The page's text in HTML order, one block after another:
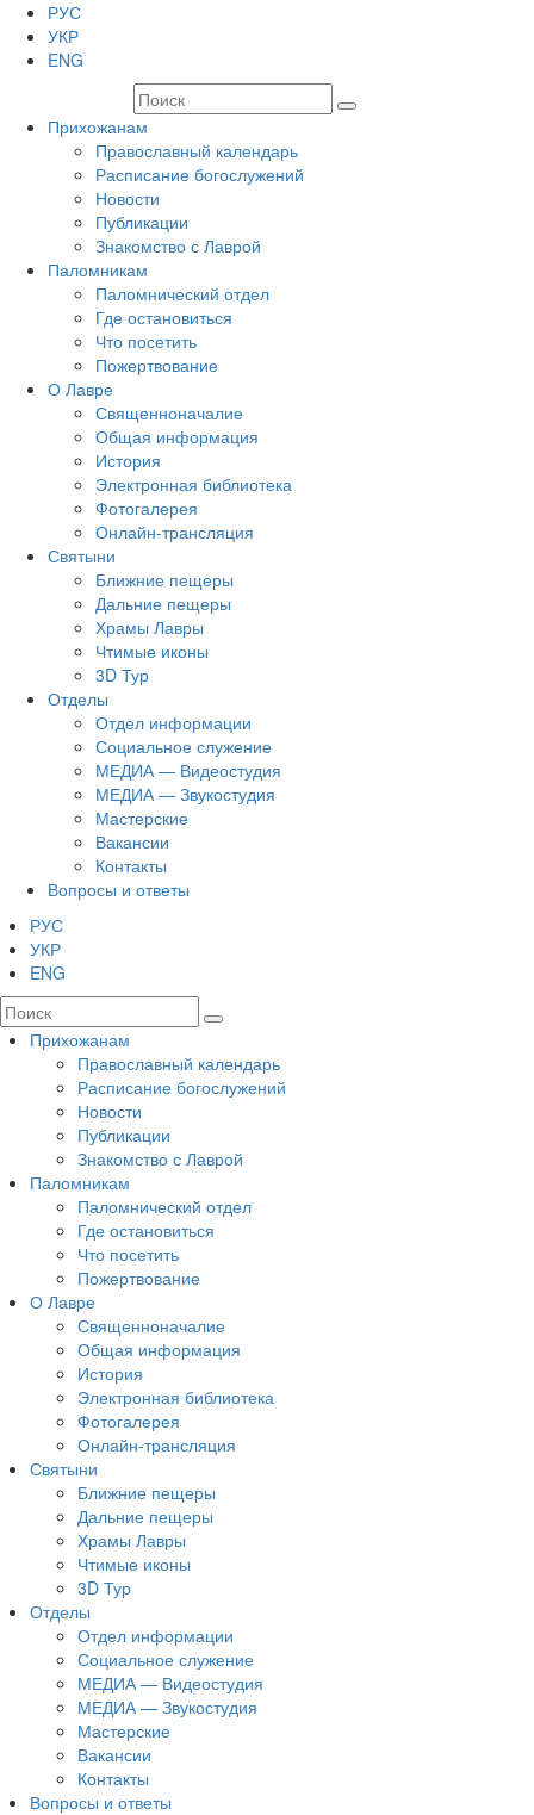
РУС
УКР
ENG
Прихожанам
Православный календарь
Расписание богослужений
Новости
Публикации
Знакомство с Лаврой
Паломникам
Паломнический отдел
Где остановиться
Что посетить
Пожертвование
О Лавре
Священноначалие
Общая информация
История
Электронная библиотека
Фотогалерея
Онлайн-трансляция
Святыни
Ближние пещеры
Дальние пещеры
Храмы Лавры
Чтимые иконы
3D Тур
Отделы
Отдел информации
Социальное служение
МЕДИА — Видеостудия
МЕДИА — Звукостудия
Мастерские
Вакансии
Контакты
Вопросы и ответы
РУС
УКР
ENG
Прихожанам
Православный календарь
Расписание богослужений
Новости
Публикации
Знакомство с Лаврой
Паломникам
Паломнический отдел
Где остановиться
Что посетить
Пожертвование
О Лавре
Священноначалие
Общая информация
История
Электронная библиотека
Фотогалерея
Онлайн-трансляция
Святыни
Ближние пещеры
Дальние пещеры
Храмы Лавры
Чтимые иконы
3D Тур
Отделы
Отдел информации
Социальное служение
МЕДИА — Видеостудия
МЕДИА — Звукостудия
Мастерские
Вакансии
Контакты
Вопросы и ответы